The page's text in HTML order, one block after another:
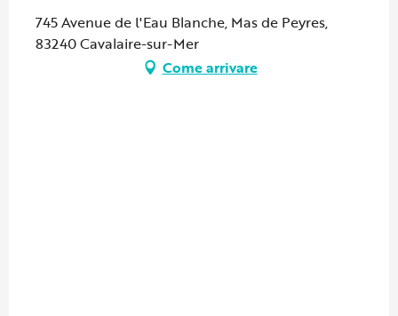
745 Avenue de l'Eau Blanche, Mas de Peyres,
83240 Cavalaire-sur-Mer
Come arrivare